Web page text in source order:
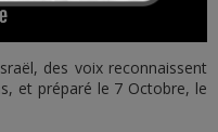
des voix reconnaissent
et préparé le 7 Octobre, le